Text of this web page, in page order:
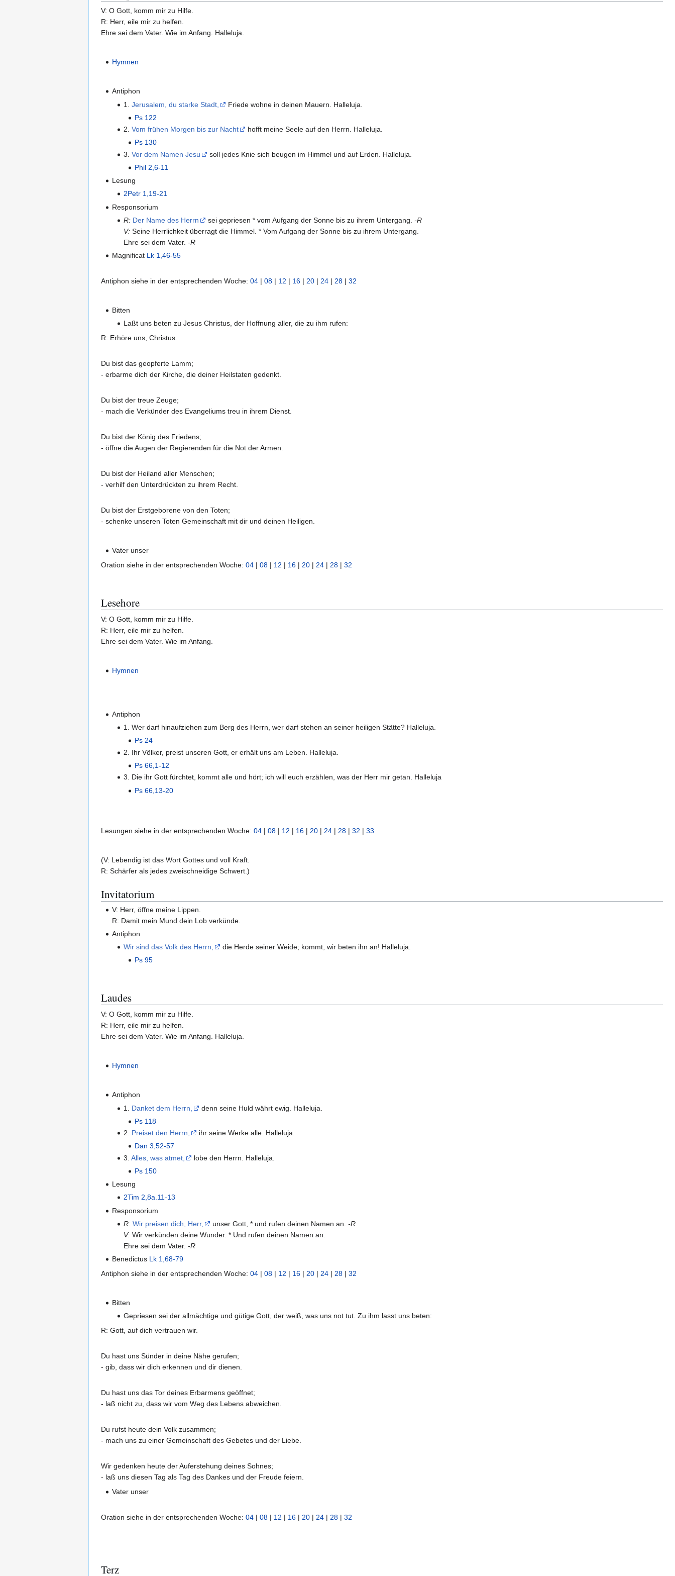
V: O Gott, komm mir zu Hilfe.
R: Herr, eile mir zu helfen.
Ehre sei dem Vater. Wie im Anfang. Halleluja.
Hymnen
Antiphon
1. Jerusalem, du starke Stadt,
Friede wohne in deinen Mauern. Halleluja.
Ps 122
2. Vom frühen Morgen bis zur Nacht
hofft meine Seele auf den Herrn. Halleluja.
Ps 130
3. Vor dem Namen Jesu
soll jedes Knie sich beugen im Himmel und auf Erden. Halleluja.
Phil 2,6-11
Lesung
2Petr 1,19-21
Responsorium
R: Der Name des Herrn sei gepriesen * vom Aufgang der Sonne bis zu ihrem Untergang. -R
V:Seine Herrlichkeit überragt die Himmel. * Vom Aufgang der Sonne bis zu ihrem Untergang.
Ehre sei dem Vater. -R
Magnificat Lk 1,46-55
Antiphon siehe in der entsprechenden Woche: 04 | 08 | 12 | 16 | 20 | 24 | 28 | 32
Bitten
Laßt uns beten zu Jesus Christus, der Hoffnung aller, die zu ihm rufen:
R: Erhöre uns, Christus.
Du bist das geopferte Lamm;
- erbarme dich der Kirche, die deiner Heilstaten gedenkt.
Du bist der treue Zeuge;
- mach die Verkünder des Evangeliums treu in ihrem Dienst.
Du bist der König des Friedens;
- öffne die Augen der Regierenden für die Not der Armen.
Du bist der Heiland aller Menschen;
- verhilf den Unterdrückten zu ihrem Recht.
Du bist der Erstgeborene von den Toten;
- schenke unseren Toten Gemeinschaft mit dir und deinen Heiligen.
Vater unser
Oration siehe in der entsprechenden Woche: 04 | 08 | 12 | 16 | 20 | 24 | 28 | 32
Lesehore
V: O Gott, komm mir zu Hilfe.
R: Herr, eile mir zu helfen.
Ehre sei dem Vater. Wie im Anfang.
Hymnen
Antiphon
1. Wer darf hinaufziehen zum Berg des Herrn, wer darf stehen an seiner heiligen Stätte? Halleluja.
Ps 24
2. Ihr Völker, preist unseren Gott, er erhält uns am Leben. Halleluja.
Ps 66,1-12
3. Die ihr Gott fürchtet, kommt alle und hört; ich will euch erzählen, was der Herr mir getan. Halleluja
Ps 66,13-20
Lesungen siehe in der entsprechenden Woche: 04 | 08 | 12 | 16 | 20 | 24 | 28 | 32 | 33
(V: Lebendig ist das Wort Gottes und voll Kraft.
R: Schärfer als jedes zweischneidige Schwert.)
Invitatorium
V: Herr, öffne meine Lippen.
R: Damit mein Mund dein Lob verkünde.
Antiphon
Wir sind das Volk des Herrn,
die Herde seiner Weide; kommt, wir beten ihn an! Halleluja.
Ps 95
Laudes
V: O Gott, komm mir zu Hilfe.
R: Herr, eile mir zu helfen.
Ehre sei dem Vater. Wie im Anfang. Halleluja.
Hymnen
Antiphon
1. Danket dem Herrn,
denn seine Huld währt ewig. Halleluja.
Ps 118
2. Preiset den Herrn,
ihr seine Werke alle. Halleluja.
Dan 3,52-57
3. Alles, was atmet,
lobe den Herrn. Halleluja.
Ps 150
Lesung
2Tim 2,8a.11-13
Responsorium
R: Wir preisen dich, Herr, unser Gott, * und rufen deinen Namen an. -R
V:Wir verkünden deine Wunder. * Und rufen deinen Namen an.
Ehre sei dem Vater. -R
Benedictus Lk 1,68-79
Antiphon siehe in der entsprechenden Woche: 04 | 08 | 12 | 16 | 20 | 24 | 28 | 32
Bitten
Gepriesen sei der allmächtige und gütige Gott, der weiß, was uns not tut. Zu ihm lasst uns beten:
R: Gott, auf dich vertrauen wir.
Du hast uns Sünder in deine Nähe gerufen;
- gib, dass wir dich erkennen und dir dienen.
Du hast uns das Tor deines Erbarmens geöffnet;
- laß nicht zu, dass wir vom Weg des Lebens abweichen.
Du rufst heute dein Volk zusammen;
- mach uns zu einer Gemeinschaft des Gebetes und der Liebe.
Wir gedenken heute der Auferstehung deines Sohnes;
- laß uns diesen Tag als Tag des Dankes und der Freude feiern.
Vater unser
Oration siehe in der entsprechenden Woche: 04 | 08 | 12 | 16 | 20 | 24 | 28 | 32
Terz